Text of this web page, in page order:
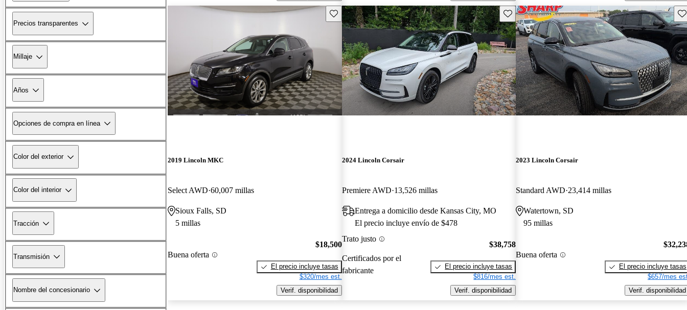
Precios transparentes
Millaje
Años
Opciones de compra en línea
Color del exterior
Color del interior
Tracción
Transmisión
Nombre del concesionario
Guarda este Aviso
2019 Lincoln MKC
Select AWD 60,007 millas
Sioux Falls, SD
5 millas
Buena oferta
$18,500
El precio incluye tasas
$320/mes est.
Verif. disponibilidad
Guarda este Aviso
2024 Lincoln Corsair
Premiere AWD 13,526 millas
Entrega a domicilio desde Kansas City, MO
El precio incluye envío de $478
Trato justo
Certificados por el
fabricante
$38,758
El precio incluye tasas
$816/mes est.
Verif. disponibilidad
2023 Lincoln Corsair
Standard AWD 23,414 millas
Watertown, SD
95 millas
Buena oferta
El precio incluye tasas
$657/mes
Verif. disponibilidad